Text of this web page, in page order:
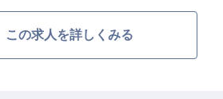
旅館です。江戸時代から続く
この求人を詳しくみる